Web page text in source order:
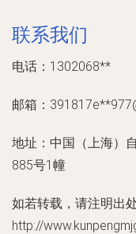
联系我们
电话：1302068**
邮箱：391817e**
地址：中国（上海）
885号1幢
如若转载，请注明出处
http://